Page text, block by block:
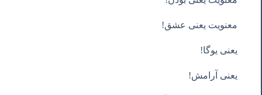
معنویت یعنی عشق!
یعنی یوگا!
یعنی آرامش!